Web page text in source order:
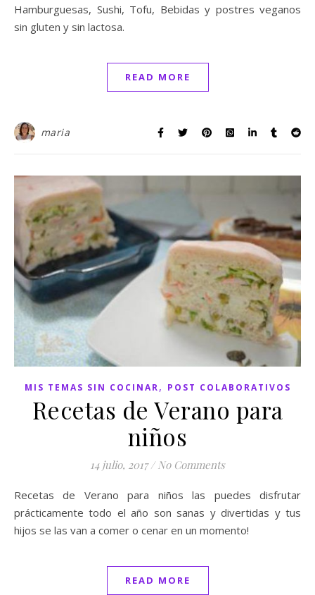
Hamburguesas, Sushi, Tofu, Bebidas y postres veganos
sin gluten y sin lactosa.
READ MORE
maria
MIS TEMAS SIN COCINAR, POST COLABORATIVOS
Recetas de Verano para
niños
14 julio, 2017 / No Comments
Recetas de Verano para niños las puedes disfrutar
prácticamente todo el año son sanas y divertidas y tus
hijos se las van a comer o cenar en un momento!
READ MORE